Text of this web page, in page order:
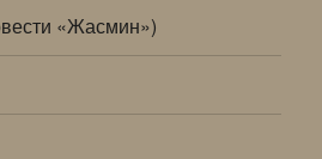
«Жасмин»)